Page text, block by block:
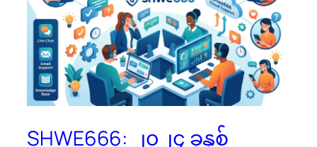
SHWE666: ၂၀၂၄ ခုနှစ်